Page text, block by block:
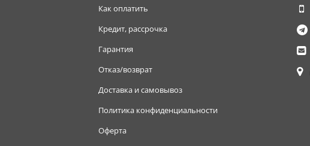
Как оплатить
Кредит, рассрочка
Гарантия
Отказ/возврат
Доставка и самовывоз
Политика конфиденциальности
Оферта